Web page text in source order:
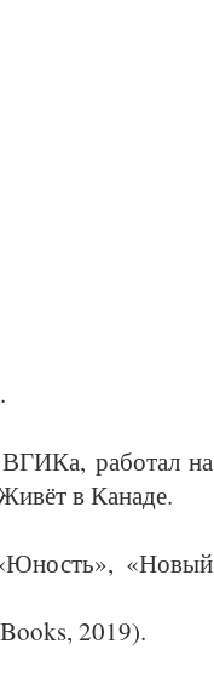
ра­бо­тал на
в Ка­на­де.
«Но­вый
2019).